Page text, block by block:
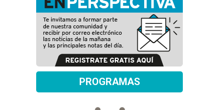
PROGRAMAS